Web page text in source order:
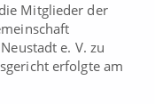
Mitglieder der
e. V. zu
erfolgte am